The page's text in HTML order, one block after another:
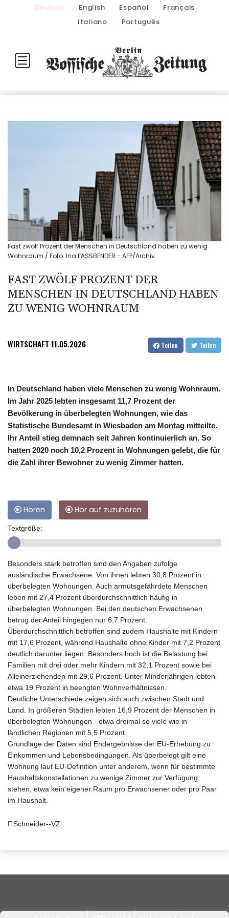
Deutsch English Español
Français
Italiano
Português
Fast zwölf Prozent der Menschen in Deutschland haben zu wenig
Wohnraum / Foto: Ina FASSBENDER - AFP/Archiv
FAST ZWÖLF PROZENT DER
MENSCHEN IN DEUTSCHLAND HABEN
ZU WENIG WOHNRAUM
WIRTSCHAFT 11.05.2026 Teilen Teilen
In Deutschland haben viele Menschen zu wenig Wohnraum.
Im Jahr 2025 lebten insgesamt 11,7 Prozent der
Bevölkerung in überbelegten Wohnungen, wie das
Statistische Bundesamt in Wiesbaden am Montag mitteilte.
Ihr Anteil stieg demnach seit Jahren kontinuierlich an. So
hatten 2020 noch 10,2 Prozent in Wohnungen gelebt, die für
die Zahl ihrer Bewohner zu wenig Zimmer hatten.
Hören Hör auf zuzuhören
Textgröße:
Besonders stark betroffen sind den Angaben zufolge
ausländische Erwachsene. Von ihnen lebten 30,8 Prozent in
überbelegten Wohnungen. Auch armutsgefährdete Menschen
leben mit 27,4 Prozent überdurchschnittlich häufig in
überbelegten Wohnungen. Bei den deutschen Erwachsenen
betrug der Anteil hingegen nur 6,7 Prozent.
Überdurchschnittlich betroffen sind zudem Haushalte mit Kindern
mit 17,6 Prozent, während Haushalte ohne Kinder mit 7,2 Prozent
deutlich darunter liegen. Besonders hoch ist die Belastung bei
Familien mit drei oder mehr Kindern mit 32,1 Prozent sowie bei
Alleinerziehenden mit 29,6 Prozent. Unter Minderjährigen lebten
etwa 19 Prozent in beengten Wohnverhältnissen.
Deutliche Unterschiede zeigen sich auch zwischen Stadt und
Land. In größeren Städten lebten 16,9 Prozent der Menschen in
überbelegten Wohnungen - etwa dreimal so viele wie in
ländlichen Regionen mit 5,5 Prozent.
Grundlage der Daten sind Endergebnisse der EU-Erhebung zu
Einkommen und Lebensbedingungen. Als überbelegt gilt eine
Wohnung laut EU-Definition unter anderem, wenn für bestimmte
Haushaltskonstellationen zu wenige Zimmer zur Verfügung
stehen, etwa kein eigener Raum pro Erwachsener oder pro Paar
im Haushalt.
F.Schneider--VZ